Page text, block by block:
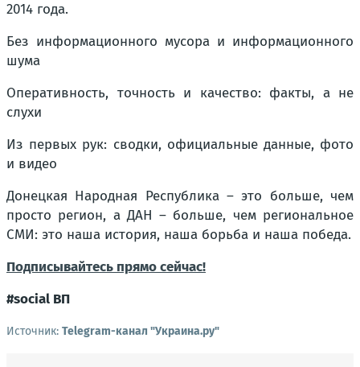
2014 года.
Без информационного мусора и информационного
шума
Оперативность, точность и качество: факты, а не
слухи
Из первых рук: сводки, официальные данные, фото
и видео
Донецкая Народная Республика – это больше, чем
просто регион, а ДАН – больше, чем региональное
СМИ: это наша история, наша борьба и наша победа.
Подписывайтесь прямо сейчас!
#social ВП
Источник: Telegram-канал "Украина.ру"